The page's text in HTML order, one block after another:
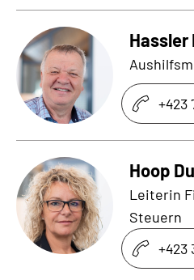
Hassler
+423
Hoop
Leiterin
Steuern
+423